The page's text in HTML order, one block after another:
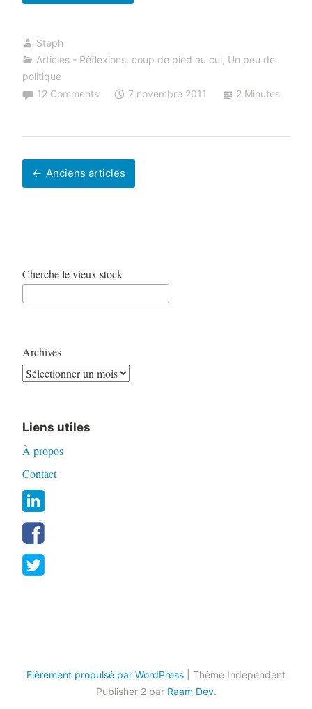
indignés
Steph
Articles - Réflexions, coup de pied au cul, Un peu de
politique
12 Comments
7 novembre 2011 2 Minutes
Navigation
des
Anciens articles
Cherche le vieux stock
Archives
Liens utiles
À propos
Contact
Fièrement propulsé par WordPress
Thème Independent
Publisher 2 par Raam Dev.